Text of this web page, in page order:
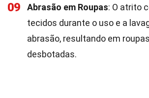
09 Abrasão em Roupas: O atrito
tecidos durante o uso e a
abrasão, resultando em
desbotadas.